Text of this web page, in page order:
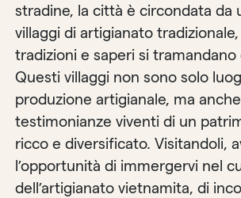
stradine, la città è circondata da
villaggi di artigianato
tradizioni e saperi si tramandano
Questi villaggi non sono solo
produzione artigianale, ma anche
testimonianze viventi di un
ricco e diversificato. Visitandoli,
l’opportunità di immergervi nel
dell’artigianato vietnamita, di